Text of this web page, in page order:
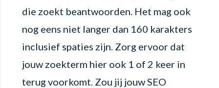
die zoekt beantwoorden. Het mag ook
nog eens niet langer dan 160 karakters
inclusief spaties zijn. Zorg ervoor dat
jouw zoekterm hier ook 1 of 2 keer in
terug voorkomt. Zou jij jouw SEO